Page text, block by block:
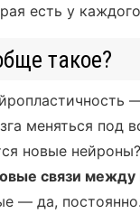
есть у
такое?
меняться под
новые
связи
— да, постоянно.